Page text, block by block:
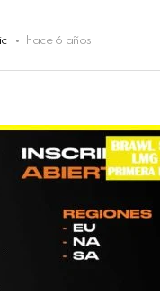
hace 6 años